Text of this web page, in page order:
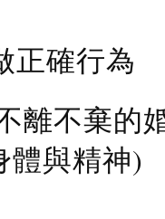
正確行為
離不棄的
體與精神)